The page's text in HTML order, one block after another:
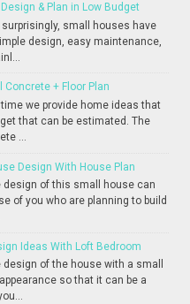
& Plan in Low Budget
surprisingly, small houses have
design, easy maintenance,
Concrete + Floor Plan
we provide home ideas that
that can be estimated. The
...
Design With House Plan
design of this small house can
of you who are planning to build
Ideas With Loft Bedroom
design of the house with a small
so that it can be a